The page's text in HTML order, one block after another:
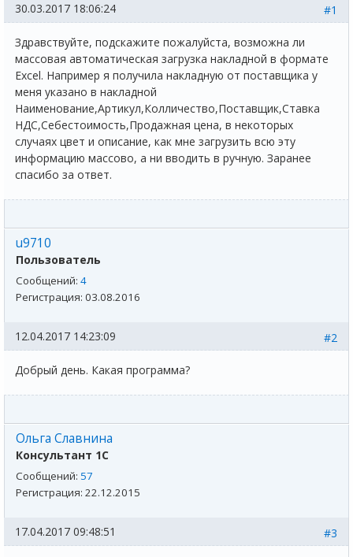
#1
30.03.2017 18:06:24
Здравствуйте, подскажите пожалуйста, возможна ли
массовая автоматическая загрузка накладной в формате
Excel. Например я получила накладную от поставщика у
меня указано в накладной
Наименование,Артикул,Колличество,Поставщик,Ставка
НДС,Себестоимость,Продажная цена, в некоторых
случаях цвет и описание, как мне загрузить всю эту
информацию массово, а ни вводить в ручную. Заранее
спасибо за ответ.
u9710
Пользователь
Сообщений: 4
Регистрация: 03.08.2016
#2
12.04.2017 14:23:09
Добрый день. Какая программа?
Ольга Славнина
Консультант 1С
Сообщений: 57
Регистрация: 22.12.2015
#3
17.04.2017 09:48:51